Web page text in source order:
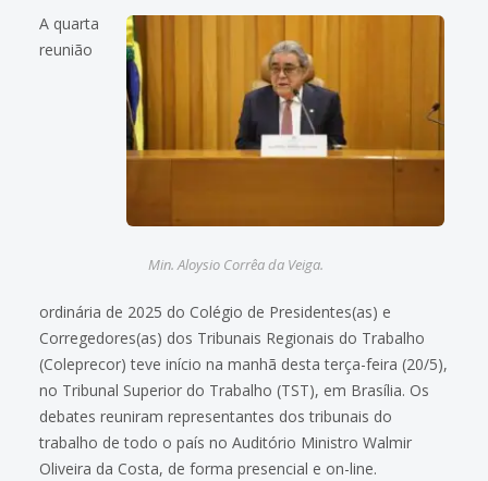
Min. Aloysio Corrêa da Veiga.
A quarta
reunião
ordinária de 2025 do Colégio de Presidentes(as) e
Corregedores(as) dos Tribunais Regionais do Trabalho
(Coleprecor) teve início na manhã desta terça-feira (20/5),
no Tribunal Superior do Trabalho (TST), em Brasília. Os
debates reuniram representantes dos tribunais do
trabalho de todo o país no Auditório Ministro Walmir
Oliveira da Costa, de forma presencial e on-line.